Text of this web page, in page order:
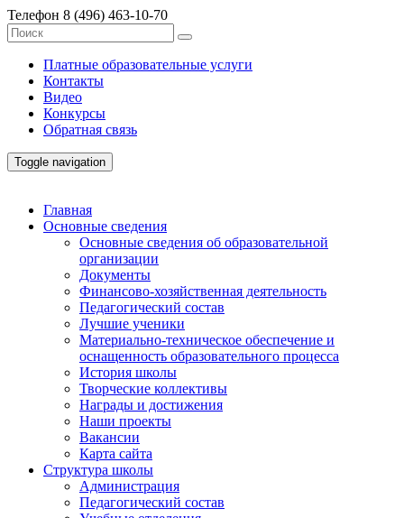
Телефон 8 (496) 463-10-70
Платные образовательные услуги
Контакты
Видео
Конкурсы
Обратная связь
Toggle navigation
Главная
Основные сведения
Основные сведения об образовательной
организации
Документы
Финансово-хозяйственная деятельность
Педагогический состав
Лучшие ученики
Материально-техническое обеспечение и
оснащенность образовательного процесса
История школы
Творческие коллективы
Награды и достижения
Наши проекты
Вакансии
Карта сайта
Структура школы
Администрация
Педагогический состав